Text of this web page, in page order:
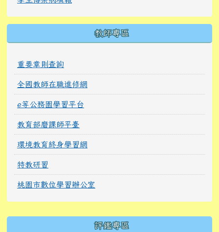
教師專區
重要章則查詢
全國教師在職進修網
e等公務園學習平台
教育部磨課師平臺
環境教育終身學習網
特教研習
桃園市數位學習辦公室
評鑑專區